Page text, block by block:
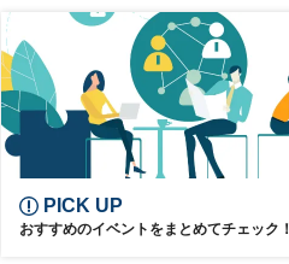
PICK UP
おすすめのイベントをまとめてチェック！